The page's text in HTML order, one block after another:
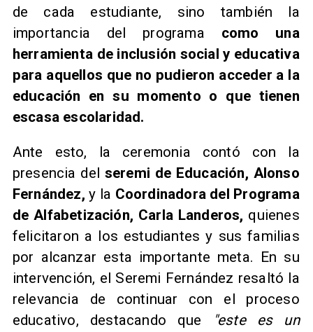
de cada estudiante, sino también la
importancia del programa como una
herramienta de inclusión social y educativa
para aquellos que no pudieron acceder a la
educación en su momento o que tienen
escasa escolaridad.
Ante esto, la ceremonia contó con la
presencia del seremi de Educación, Alonso
Fernández, y la Coordinadora del Programa
de Alfabetización, Carla Landeros, quienes
felicitaron a los estudiantes y sus familias
por alcanzar esta importante meta. En su
intervención, el Seremi Fernández resaltó la
relevancia de continuar con el proceso
educativo, destacando que "este es un